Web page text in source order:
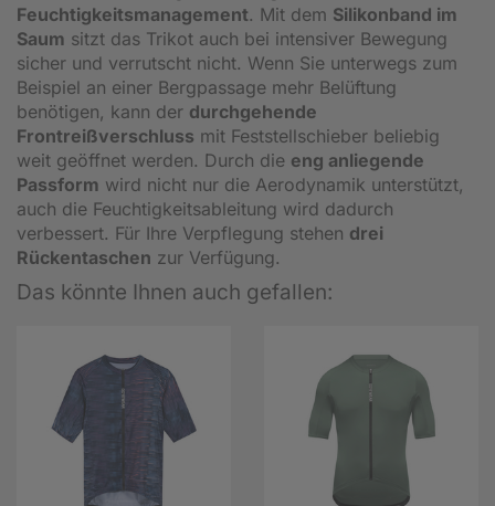
Feuchtigkeitsmanagement. Mit dem Silikonband im
Saum sitzt das Trikot auch bei intensiver Bewegung
sicher und verrutscht nicht. Wenn Sie unterwegs zum
Beispiel an einer Bergpassage mehr Belüftung
benötigen, kann der durchgehende
Frontreißverschluss mit Feststellschieber beliebig
weit geöffnet werden. Durch die eng anliegende
Passform wird nicht nur die Aerodynamik unterstützt,
auch die Feuchtigkeitsableitung wird dadurch
verbessert. Für Ihre Verpflegung stehen drei
Rückentaschen zur Verfügung.
Das könnte Ihnen auch gefallen: